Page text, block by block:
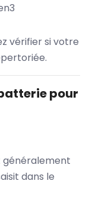
vérifier si votre
pour
généralement
dans le